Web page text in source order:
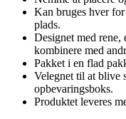
Kan bruges hver for
plads.
Designet med rene,
kombinere med
Pakket i en flad
Velegnet til at blive
opbevaringsboks.
Produktet leveres